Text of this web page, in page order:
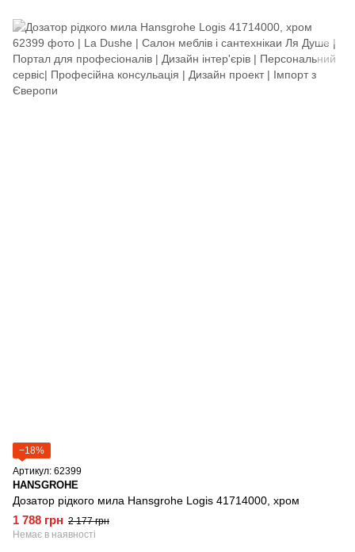
−18%
Артикул: 62399
HANSGROHE
Дозатор рідкого мила Hansgrohe Logis 41714000, хром
1 788 грн 2 177 грн
Немає в наявності